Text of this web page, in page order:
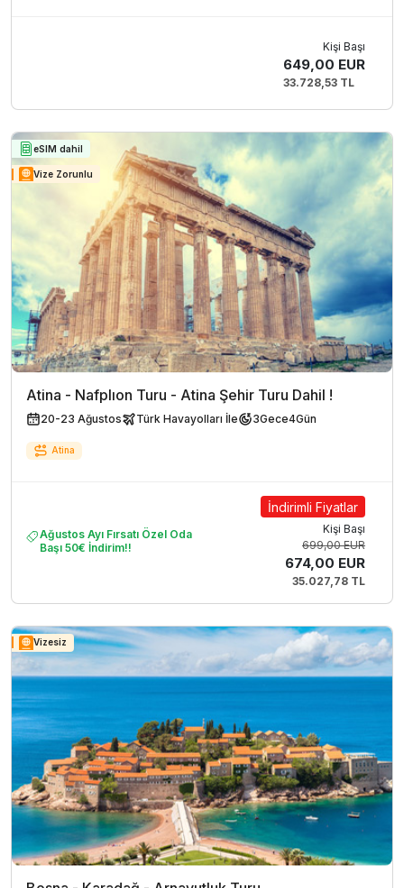
Kişi Başı
649,00 EUR
33.728,53 TL
eSIM dahil
Vize Zorunlu
Atina - Nafplıon Turu - Atina Şehir Turu Dahil !
20-23 Ağustos Türk Havayolları İle 3Gece4Gün
Atina
Ağustos Ayı Fırsatı Özel Oda
Başı 50€ İndirim!!
İndirimli Fiyatlar
Kişi Başı
699,00 EUR
674,00 EUR
35.027,78 TL
Vizesiz